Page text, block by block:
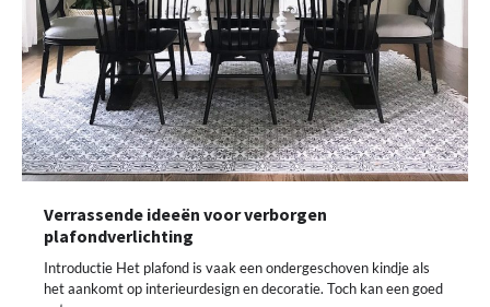
Verrassende ideeën voor verborgen
plafondverlichting
Introductie Het plafond is vaak een ondergeschoven kindje als
het aankomt op interieurdesign en decoratie. Toch kan een goed